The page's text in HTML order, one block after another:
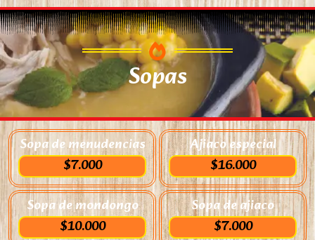
Sopas
Sopa de menudencias
$7.000
Ajiaco especial
$16.000
Sopa de mondongo
$10.000
Sopa de ajiaco
$7.000